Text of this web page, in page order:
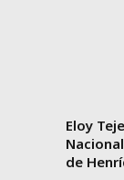
Eloy
de